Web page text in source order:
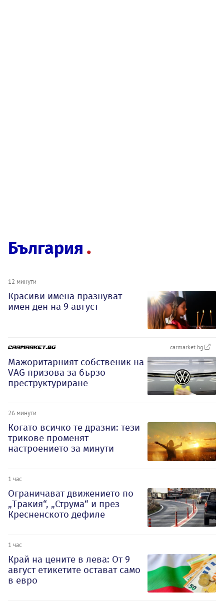
България
12 минути
Красиви имена празнуват
имен ден на 9 август
carmarket.bg
Мажоритарният собственик на
VAG призова за бързо
преструктуриране
26 минути
Когато всичко те дразни: тези
трикове променят
настроението за минути
1 час
Ограничават движението по
„Тракия“, „Струма“ и през
Кресненското дефиле
1 час
Край на цените в лева: От 9
август етикетите остават само
в евро